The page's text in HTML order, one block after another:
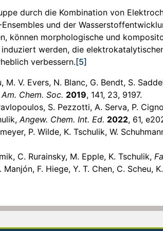
durch die Kombination von
und der
können morphologische und
werden, die
verbessern.[5]
M. V. Evers, N. Blanc, G. Bendt, S.
Chem. Soc. 2019, 141, 23, 9197.
S. Pezzotti, A. Serva, P.
Angew. Chem. Int. Ed. 2022, 61,
P. Wilde, K. Tschulik, W.
C. Rurainsky, M. Epple, K. Tschulik,
F. Hiege, Y. T. Chen, C. Scheu,